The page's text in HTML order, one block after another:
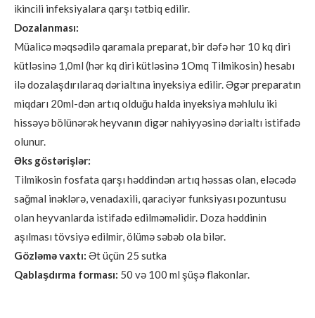
ikincili infeksiyalara qarşı tətbiq edilir.
Dozalanması:
Müalicə məqsədilə qaramala preparat, bir dəfə hər 10 kq diri
kütləsinə 1,0ml (hər kq diri kütləsinə 1Omq Tilmikosin) hesabı
ilə dozalaşdırılaraq dərialtına inyeksiya edilir. Əgər preparatın
miqdarı 20ml-dən artıq olduğu halda inyeksiya məhlulu iki
hissəyə bölünərək heyvanın digər nahiyyəsinə dərialtı istifadə
olunur.
Əks göstərişlər:
Tilmikosin fosfata qarşı həddindən artıq həssas olan, eləcədə
sağmal inəklərə, venadaxili, qaraciyər funksiyası pozuntusu
olan heyvanlarda istifadə edilməməlidir. Doza həddinin
aşılması tövsiyə edilmir, ölümə səbəb ola bilər.
Gözləmə vaxtı: Ət üçün 25 sutka
Qablaşdırma forması: 50 və 100 ml şüşə flakonlar.